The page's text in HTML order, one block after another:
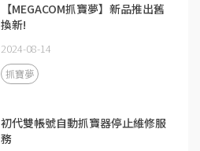
【MEGACOM抓寶夢】新品推出舊
換新!
2024-08-14
抓寶夢
初代雙帳號自動抓寶器停止維修服
務